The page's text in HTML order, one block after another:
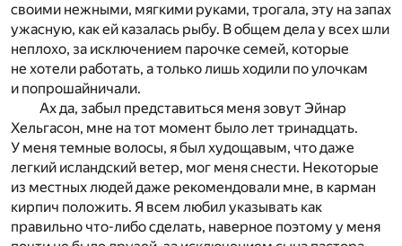
своими нежными, мягкими руками, трогала, эту на запах
ужасную, как ей казалась рыбу. В общем дела у всех шли
неплохо, за исключением парочке семей, которые
не хотели работать, а только лишь ходили по улочкам
и попрошайничали.
Ах да, забыл представиться меня зовут Эйнар
Хельгасон, мне на тот момент было лет тринадцать.
У меня темные волосы, я был худощавым, что даже
легкий исландский ветер, мог меня снести. Некоторые
из местных людей даже рекомендовали мне, в карман
кирпич положить. Я всем любил указывать как
правильно что-либо сделать, наверное поэтому у меня